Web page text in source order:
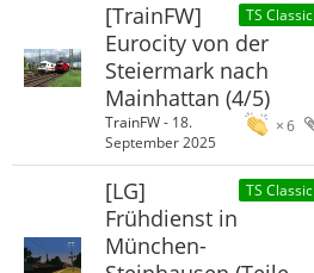
TS Classic
[TrainFW]
Eurocity von der
Steiermark nach
Mainhattan (4/5)
6
TrainFW- 18.
September 2025
TS Classic
[LG]
Frühdienst in
München-